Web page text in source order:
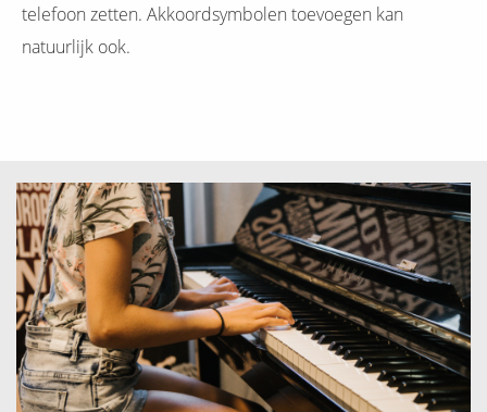
telefoon zetten. Akkoordsymbolen toevoegen kan
natuurlijk ook.